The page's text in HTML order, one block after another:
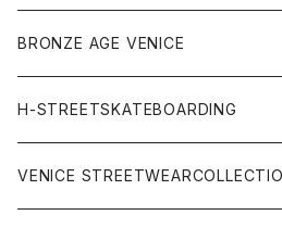
WEAR(サーフブランド衣類)
Rhythm(サーフアパレル)
Ripcurl(サーフブランド)
COMPLETE（完成品）
STREET
SURFSKATE
TRUCK(トラック)
WHEEL(ウィール)
小物類
SALE
BRONZE AGE VENICE
made in JAPAN
made in USA
H-STREETSKATEBOARDING
VENICE